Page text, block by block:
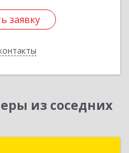
заявку
заявку
из соседних